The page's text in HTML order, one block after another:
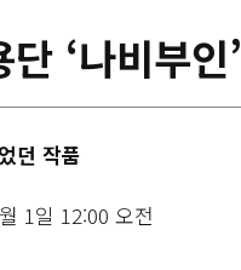
‘나비부인’
던 작품
1일 12:00 오전